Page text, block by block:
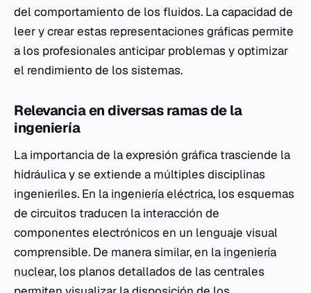
del comportamiento de los fluidos. La capacidad de
leer y crear estas representaciones gráficas permite
a los profesionales anticipar problemas y optimizar
el rendimiento de los sistemas.
Relevancia en diversas ramas de la
ingeniería
La importancia de la expresión gráfica trasciende la
hidráulica y se extiende a múltiples disciplinas
ingenieriles. En la ingeniería eléctrica, los esquemas
de circuitos traducen la interacción de
componentes electrónicos en un lenguaje visual
comprensible. De manera similar, en la ingeniería
nuclear, los planos detallados de las centrales